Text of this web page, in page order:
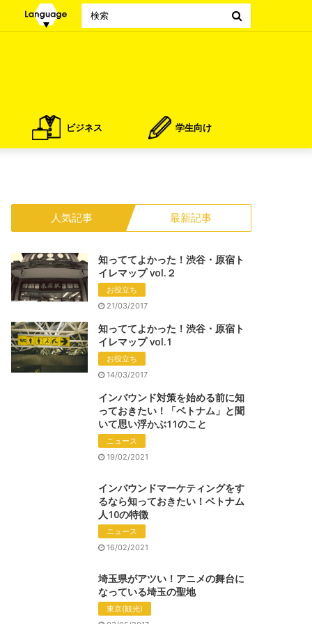
ビジネス 学生向け
人気記事 最新記事
知っててよかった！渋谷・原宿ト
イレマップ vol.２
お役立ち
21/03/2017
知っててよかった！渋谷・原宿ト
イレマップ vol.1
お役立ち
14/03/2017
インバウンド対策を始める前に知
っておきたい！「ベトナム」と聞
いて思い浮かぶ11のこと
ニュース
19/02/2021
インバウンドマーケティングをす
るなら知っておきたい！ベトナム
人10の特徴
ニュース
16/02/2021
埼玉県がアツい！アニメの舞台に
なっている埼玉の聖地
東京(観光)